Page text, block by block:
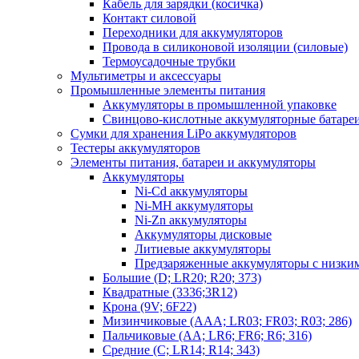
Кабель для зарядки (косичка)
Контакт силовой
Переходники для аккумуляторов
Провода в силиконовой изоляции (силовые)
Термоусадочные трубки
Мультиметры и аксессуары
Промышленные элементы питания
Аккумуляторы в промышленной упаковке
Свинцово-кислотные аккумуляторные
Сумки для хранения LiPo аккумуляторов
Тестеры аккумуляторов
Элементы питания, батареи и аккумуляторы
Аккумуляторы
Ni-Cd аккумуляторы
Ni-MH аккумуляторы
Ni-Zn аккумуляторы
Аккумуляторы дисковые
Литиевые аккумуляторы
Предзаряженные аккумуляторы с
Большие (D; LR20; R20; 373)
Квадратные (3336;3R12)
Крона (9V; 6F22)
Мизинчиковые (AAA; LR03; FR03; R03; 286)
Пальчиковые (AA; LR6; FR6; R6; 316)
Средние (C; LR14; R14; 343)